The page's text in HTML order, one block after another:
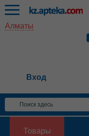
Алматы
Вход
Товары